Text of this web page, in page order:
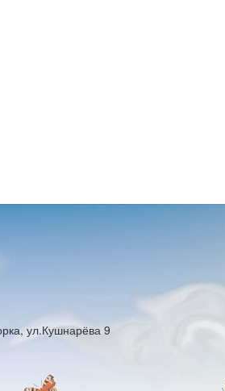
ул.Кушнарёва 9